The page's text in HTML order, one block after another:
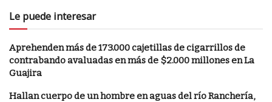
Le puede interesar
Aprehenden más de 173.000 cajetillas de cigarrillos de
contrabando avaluadas en más de $2.000 millones en La
Guajira
Hallan cuerpo de un hombre en aguas del río Ranchería,